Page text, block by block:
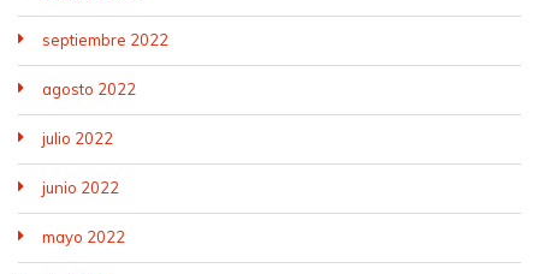
septiembre 2022
agosto 2022
julio 2022
junio 2022
mayo 2022